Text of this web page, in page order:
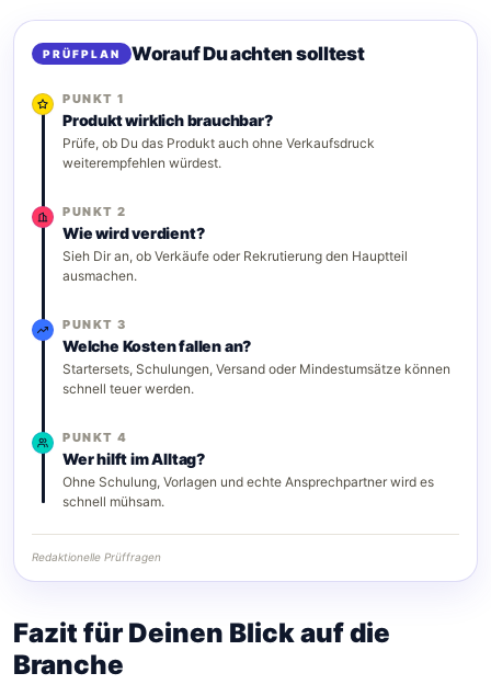
PRÜFPLAN Worauf Du achten solltest
PUNKT 1
Produkt wirklich brauchbar?
Prüfe, ob Du das Produkt auch ohne Verkaufsdruck
weiterempfehlen würdest.
PUNKT 2
Wie wird verdient?
Sieh Dir an, ob Verkäufe oder Rekrutierung den Hauptteil
ausmachen.
PUNKT 3
Welche Kosten fallen an?
Startersets, Schulungen, Versand oder Mindestumsätze können
schnell teuer werden.
PUNKT 4
Wer hilft im Alltag?
Ohne Schulung, Vorlagen und echte Ansprechpartner wird es
schnell mühsam.
Redaktionelle Prüffragen
Fazit für Deinen Blick auf die
Branche